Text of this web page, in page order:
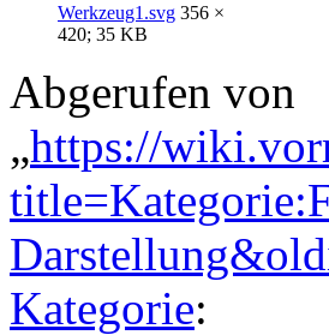
Werkzeug1.svg 356 ×
420; 35 KB
Abgerufen von
„https://
Kategorie: